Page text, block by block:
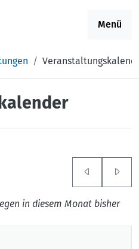
Menü
in diesem Monat bisher